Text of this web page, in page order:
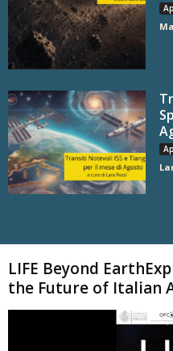
LIFE Beyond
the Future of Italian